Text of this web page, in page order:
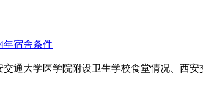
年宿舍条件
通大学医学院附设卫生学校食堂情况、西